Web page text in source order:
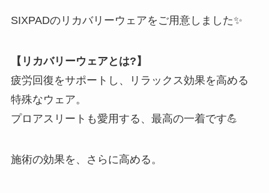
SIXPADのリカバリーウェアをご用意しました✨
【リカバリーウェアとは?】
疲労回復をサポートし、リラックス効果を高める
特殊なウェア。
プロアスリートも愛用する、最高の一着です💪
施術の効果を、さらに高める。